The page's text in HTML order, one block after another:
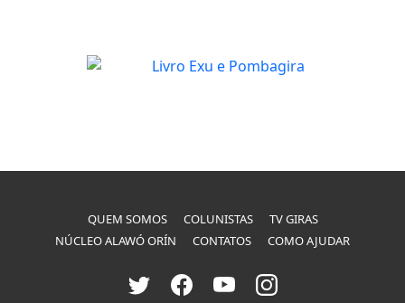
QUEM SOMOS COLUNISTAS
TV GIRAS
NÚCLEO ALAWÓ ORÍN
CONTATOS COMO AJUDAR